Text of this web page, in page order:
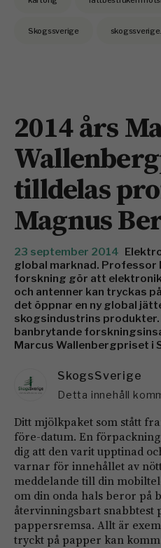
Skogssverige
2014 års
tilldelas
Magnus
23 september 2014
global marknad. Professor
forskning gör att
och antenner kan tryckas
det öppnar en ny global
skogsindustrins produkter.
banbrytande
Marcus Wallenbergpriset i
SkogsSverige
Detta innehåll
Ditt mjölkpaket som stått
före-datum. En
dig att den varit upptinad
varnar för innehållet av
meddelande till din
om din onda hals beror på
återvinningsbart snabbtest
pappersremsa. Allt är
tryckt på papper kan